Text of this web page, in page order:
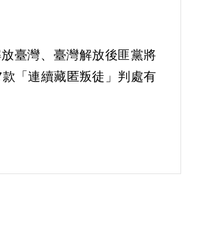
臺灣、臺灣解放後匪黨將
「連續藏匿叛徒」判處有
乾坤所講匪黨土地改革政